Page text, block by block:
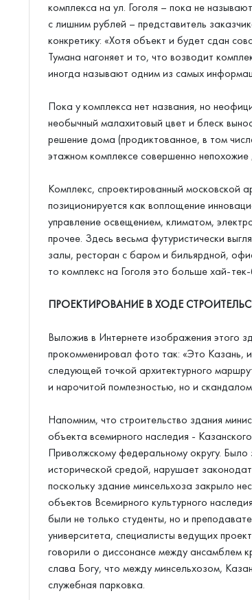
комплекса на ул. Гоголя – пока не
с лишним рублей – представитель
конкретику: «Хотя объект и будет сдан
Тумана нагоняет и то, что возводит
иногда называют одним из самых
Пока у комплекса нет названия, но
необычный малахитовый цвет и блеск
решение дома (продиктованное, в том
этажном комплексе совершенно непохожие
Комплекс, спроектированный московской
позиционируется как воплощение
управление освещением, климатом,
прочее. Здесь весьма футуристически
залы, ресторан с баром и бильярдной,
то комплекс на Гоголя это больше хай-
ПРОЕКТИРОВАНИЕ В ХОДЕ
Выложив в Интернете изображения этого
прокомменировал фото так: «Это Казань,
следующей точкой архитектурного
и нарочитой помпезностью, но и
Напомним, что строительство здания
объекта всемирного наследия -
Приволжскому федеральному округу. Было
исторической средой, нарушает
поскольку здание минсельхоза закрыло
объектов Всемирного культурного
были не только студенты, но и
университета, специалисты ведущих
говорили о диссонансе между ансамблем
слава Богу, что между минсельхозом,
служебная парковка.